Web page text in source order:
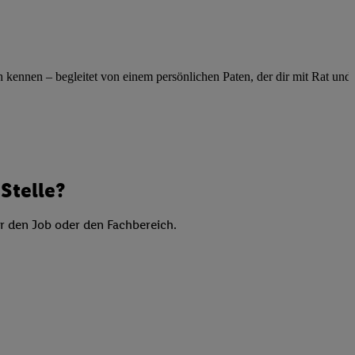
– begleitet von einem persönlichen Paten, der dir mit Rat und
Job oder den Fachbereich.
Quellen,
Analyse
Verwendung
von Profilen